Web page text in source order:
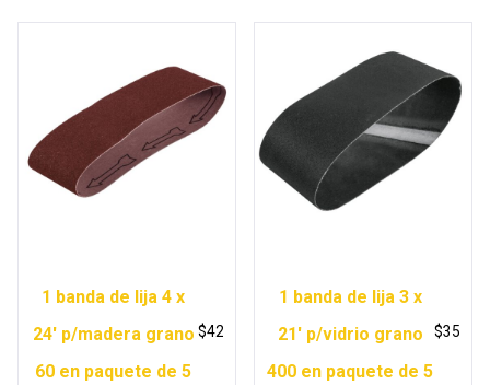
1 banda de lija 4 x
24′ p/madera grano
60 en paquete de 5
$42
1 banda de lija 3 x
21′ p/vidrio grano
400 en paquete de 5
$35